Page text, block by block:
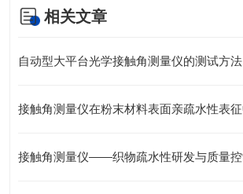
相关文章
自动型大平台光学接触角测量仪的测试方法